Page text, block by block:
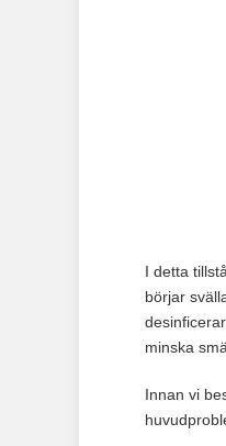
I detta
börjar
minska
Innan vi